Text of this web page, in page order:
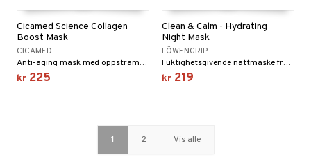
Cicamed Science Collagen
Boost Mask
CICAMED
Anti-aging mask med oppstrammende effekt fra Cicamed
kr 225
Clean & Calm - Hydrating
Night Mask
LÖWENGRIP
Fuktighetsgivende nattmaske fra Löwengrip
kr 219
1 2 Vis alle